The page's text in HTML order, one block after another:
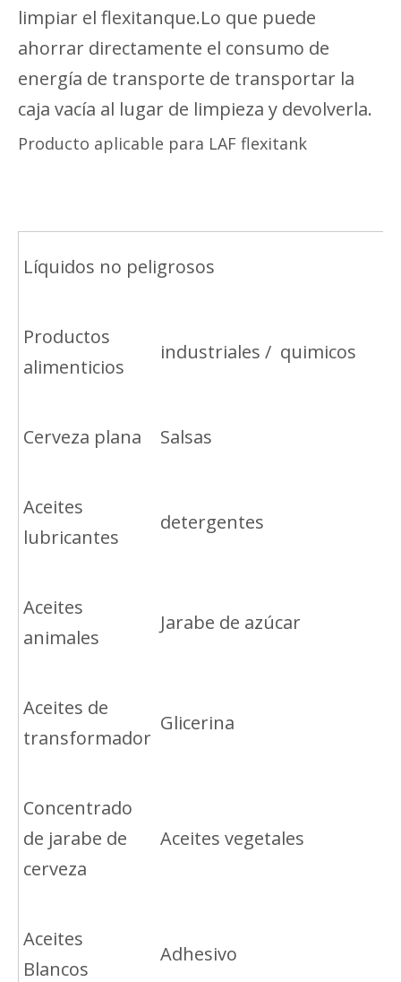
limpiar el flexitanque.Lo que puede
ahorrar directamente el consumo de
energía de transporte de transportar la
caja vacía al lugar de limpieza y devolverla.
Producto aplicable para LAF flexitank
Líquidos no peligrosos
Productos
alimenticios
industriales / quimicos
Cerveza plana Salsas
Aceites
lubricantes
detergentes
Aceites
animales
Jarabe de azúcar
Aceites de
transformador
Glicerina
Concentrado
de jarabe de
cerveza
Aceites vegetales
Aceites
Blancos
Adhesivo